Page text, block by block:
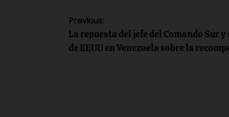
Navegación
de
Previous:
La repuesta del jefe del Comando Sur
de EEUU en Venezuela sobre la